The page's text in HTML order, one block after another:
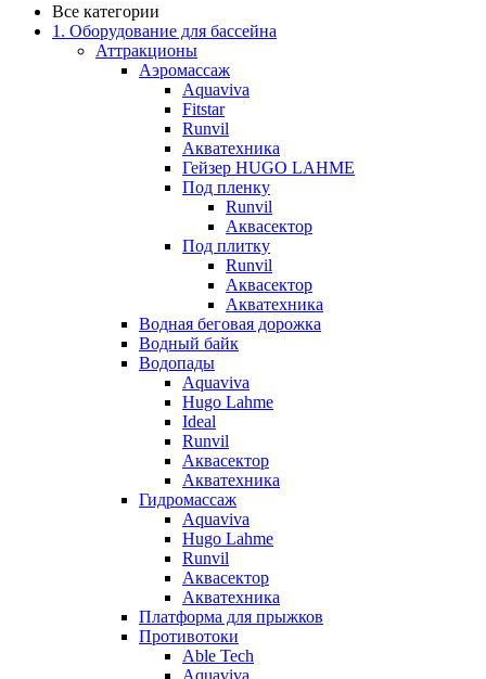
Все категории
1. Оборудование для бассейна
Аттракционы
Аэромассаж
Aquaviva
Fitstar
Runvil
Акватехника
Гейзер HUGO LAHME
Под пленку
Runvil
Аквасектор
Под плитку
Runvil
Аквасектор
Акватехника
Водная беговая дорожка
Водный байк
Водопады
Aquaviva
Hugo Lahme
Ideal
Runvil
Аквасектор
Акватехника
Гидромассаж
Aquaviva
Hugo Lahme
Runvil
Аквасектор
Акватехника
Платформа для прыжков
Противотоки
Able Tech
Aquaviva